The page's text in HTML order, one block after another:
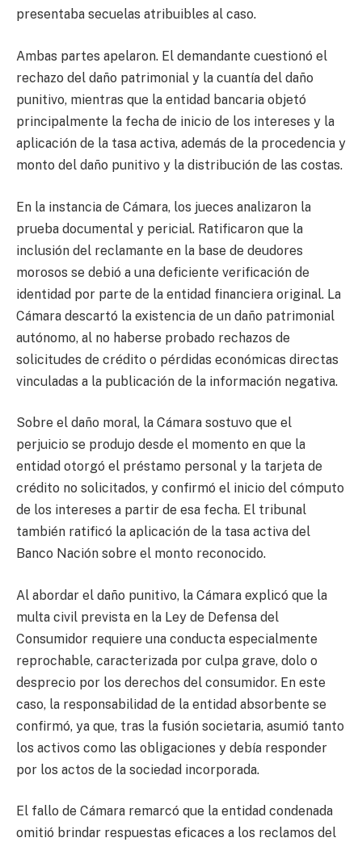
presentaba secuelas atribuibles al caso.
Ambas partes apelaron. El demandante cuestionó el
rechazo del daño patrimonial y la cuantía del daño
punitivo, mientras que la entidad bancaria objetó
principalmente la fecha de inicio de los intereses y la
aplicación de la tasa activa, además de la procedencia y
monto del daño punitivo y la distribución de las costas.
En la instancia de Cámara, los jueces analizaron la
prueba documental y pericial. Ratificaron que la
inclusión del reclamante en la base de deudores
morosos se debió a una deficiente verificación de
identidad por parte de la entidad financiera original. La
Cámara descartó la existencia de un daño patrimonial
autónomo, al no haberse probado rechazos de
solicitudes de crédito o pérdidas económicas directas
vinculadas a la publicación de la información negativa.
Sobre el daño moral, la Cámara sostuvo que el
perjuicio se produjo desde el momento en que la
entidad otorgó el préstamo personal y la tarjeta de
crédito no solicitados, y confirmó el inicio del cómputo
de los intereses a partir de esa fecha. El tribunal
también ratificó la aplicación de la tasa activa del
Banco Nación sobre el monto reconocido.
Al abordar el daño punitivo, la Cámara explicó que la
multa civil prevista en la Ley de Defensa del
Consumidor requiere una conducta especialmente
reprochable, caracterizada por culpa grave, dolo o
desprecio por los derechos del consumidor. En este
caso, la responsabilidad de la entidad absorbente se
confirmó, ya que, tras la fusión societaria, asumió tanto
los activos como las obligaciones y debía responder
por los actos de la sociedad incorporada.
El fallo de Cámara remarcó que la entidad condenada
omitió brindar respuestas eficaces a los reclamos del